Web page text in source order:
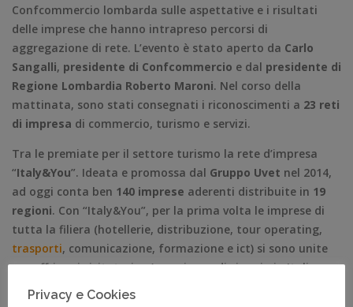
Confcommercio lombarda sulle aspettative e i risultati
delle imprese che hanno intrapreso percorsi di
aggregazione di rete. L’evento è stato aperto da Carlo
Sangalli, presidente di Confcommercio e dal presidente di
Regione Lombardia Roberto Maroni. Nel corso della
mattinata, sono stati consegnati i riconoscimenti a 23 reti
di impresa di commercio, turismo e servizi.
Tra le premiate per il settore turismo la rete d’impresa
“Italy&You”. Ideata e promossa dal Gruppo Uvet nel 2014,
ad oggi conta ben 140 imprese aderenti distribuite in 19
regioni. Con “Italy&You”, per la prima volta le imprese di
tutta la filiera (hotellerie, distribuzione, tour operating,
trasporti, comunicazione, formazione e ict) si sono unite
per offrire ai visitatori un’esperienza di viaggio in Italia
interpretata dai più profondi conoscitori dell’Italia stessa.
Privacy e Cookies